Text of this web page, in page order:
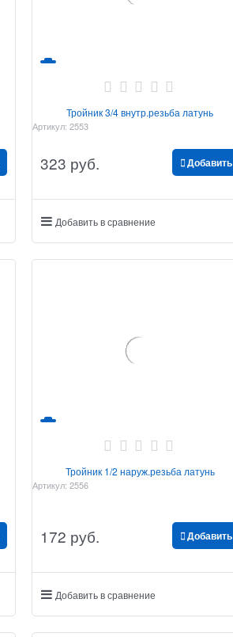
Тройник 3/4 внутр.резьба латунь
Артикул: 2553
323 руб. Добавить
Добавить в сравнение
Тройник 1/2 наруж.резьба латунь
Артикул: 2556
172 руб. Добавить
Добавить в сравнение